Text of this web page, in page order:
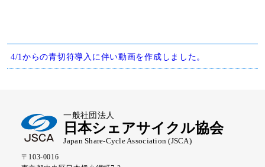
4/1からの青切符導入に伴い動画を作成しました。
一般社団法人
日本シェアサイクル協会
Japan Share-Cycle Association (JSCA)
〒103-0016